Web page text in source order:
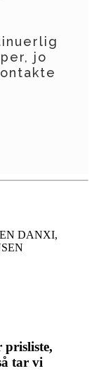
jo
DANXI,
prisliste,
tar vi